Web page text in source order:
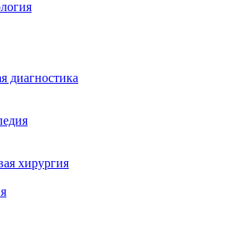
диагностика
хирургия